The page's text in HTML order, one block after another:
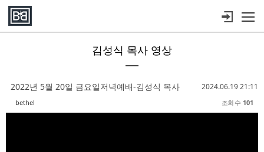
김성식 목사 영상
2024.06.19 21:11
2022년 5월 20일 금요일저녁예배-김성식 목사
bethel 조회 수 101
Sketchbook5, 스케치북5
Sketchbook5, 스케치북5
Sketchbook5, 스케치북5
Sketchbook5, 스케치북5